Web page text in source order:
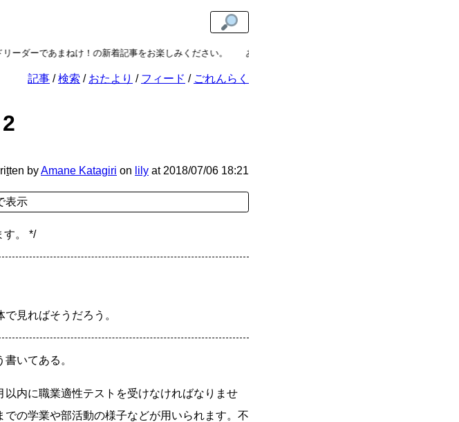
あまねけ！の新着記事をお楽しみください。 あまねけ！の更新を見逃したくない方には
記事 検索 おたより フィード ごれんらく
tten byAmane Katagiri on lily at 2018/07/06 18:21
す。 */
見ればそうだろう。
いてある。
内に職業適性テストを受けなければなりませ
の学業や部活動の様子などが用いられます。不